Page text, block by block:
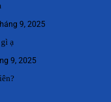
9, 2025
ạ
9, 2025